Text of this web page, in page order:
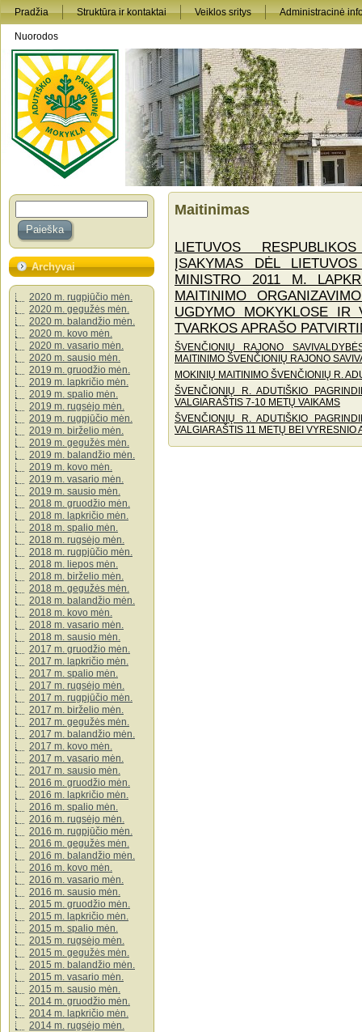
Pradžia Struktūra ir kontaktai Veiklos sritys Administracinė
Nuorodos
Archyvai
2020 m. rugpjūčio mėn.
2020 m. gegužės mėn.
2020 m. balandžio mėn.
2020 m. kovo mėn.
2020 m. vasario mėn.
2020 m. sausio mėn.
2019 m. gruodžio mėn.
2019 m. lapkričio mėn.
2019 m. spalio mėn.
2019 m. rugsėjo mėn.
2019 m. rugpjūčio mėn.
2019 m. birželio mėn.
2019 m. gegužės mėn.
2019 m. balandžio mėn.
2019 m. kovo mėn.
2019 m. vasario mėn.
2019 m. sausio mėn.
2018 m. gruodžio mėn.
2018 m. lapkričio mėn.
2018 m. spalio mėn.
2018 m. rugsėjo mėn.
2018 m. rugpjūčio mėn.
2018 m. liepos mėn.
2018 m. birželio mėn.
2018 m. gegužės mėn.
2018 m. balandžio mėn.
2018 m. kovo mėn.
2018 m. vasario mėn.
2018 m. sausio mėn.
2017 m. gruodžio mėn.
2017 m. lapkričio mėn.
2017 m. spalio mėn.
2017 m. rugsėjo mėn.
2017 m. rugpjūčio mėn.
2017 m. birželio mėn.
2017 m. gegužės mėn.
2017 m. balandžio mėn.
2017 m. kovo mėn.
2017 m. vasario mėn.
2017 m. sausio mėn.
2016 m. gruodžio mėn.
2016 m. lapkričio mėn.
2016 m. spalio mėn.
2016 m. rugsėjo mėn.
2016 m. rugpjūčio mėn.
2016 m. gegužės mėn.
2016 m. balandžio mėn.
2016 m. kovo mėn.
2016 m. vasario mėn.
2016 m. sausio mėn.
2015 m. gruodžio mėn.
2015 m. lapkričio mėn.
2015 m. spalio mėn.
2015 m. rugsėjo mėn.
2015 m. gegužės mėn.
2015 m. balandžio mėn.
2015 m. vasario mėn.
2015 m. sausio mėn.
2014 m. gruodžio mėn.
2014 m. lapkričio mėn.
2014 m. rugsėjo mėn.
Maitinimas
LIETUVOS
ĮSAKYMAS DĖL
MINISTRO 2011 M.
MAITINIMO
UGDYMO MOKYKLOSE IR
TVARKOS APRAŠO
ŠVENČIONIŲ RAJONO
MAITINIMO ŠVENČIONIŲ RAJONO
​MOKINIŲ MAITINIMO ŠVENČIONIŲ R.
ŠVENČIONIŲ R. ADUTIŠKIO
VALGIARAŠTIS 7-10 METŲ VAIKAMS
ŠVENČIONIŲ R. ADUTIŠKIO
VALGIARAŠTIS 11 METŲ BEI VYRESNIO